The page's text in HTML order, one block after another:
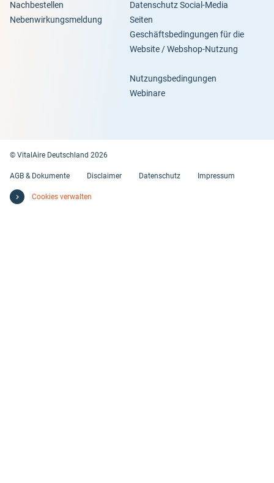
Nachbestellen
Nebenwirkungsmeldung
Datenschutz Social-Media
Seiten
Geschäftsbedingungen für die
Website / Webshop-Nutzung
Nutzungsbedingungen
Webinare
© VitalAire Deutschland 2026
AGB & Dokumente Disclaimer Datenschutz Impressum
Cookies verwalten